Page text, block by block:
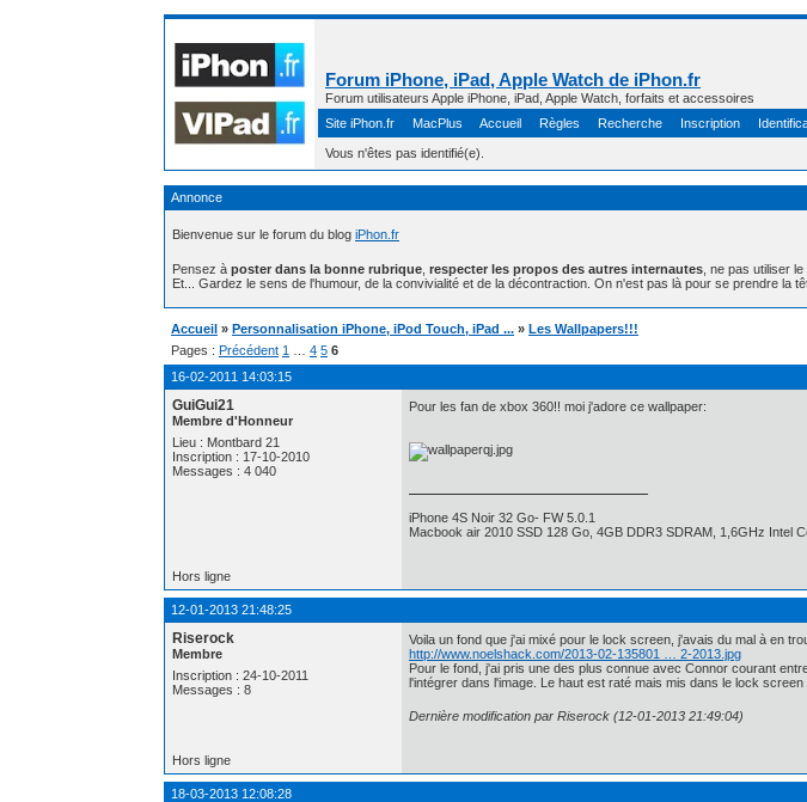
Forum iPhone, iPad, Apple Watch de iPhon.fr
Forum utilisateurs Apple iPhone, iPad, Apple Watch, forfaits et accessoires
Site iPhon.fr
MacPlus Accueil Règles Recherche Inscription
Vous n'êtes pas identifié(e).
Annonce
Bienvenue sur le forum du blog iPhon.fr
Pensez à poster dans la bonne rubrique respecter les propos des autres internautes , ne pas utiliser
Et... Gardez le sens de l'humour, de la convivialité et de la décontraction. On n'est pas là pour se prendre la
Accueil » Personnalisation iPhone, iPod Touch, iPad ... » Les Wallpapers!!!
Pages : Précédent 1 4 5 6
16-02-2011 14:03:15
GuiGui21
Membre d'Honneur
Lieu : Montbard 21
Inscription : 17-10-2010
Messages : 4 040
Pour les fan de xbox 360!! moi j'adore ce wallpaper:
iPhone 4S Noir 32 Go- FW 5.0.1
Macbook air 2010 SSD 128 Go, 4GB DDR3 SDRAM, 1,6GHz Intel
Hors ligne
12-01-2013 21:48:25
Riserock
Membre
Inscription : 24-10-2011
Messages : 8
Voila un fond que j'ai mixé pour le lock screen, j'avais du mal à en
http://www.noelshack.com/2013-02-135801 … 2-2013.jpg
Pour le fond, j'ai pris une des plus connue avec Connor courant
l'intégrer dans l'image. Le haut est raté mais mis dans le lock
Dernière modification par Riserock (12-01-2013 21:49:04)
Hors ligne
18-03-2013 12:08:28